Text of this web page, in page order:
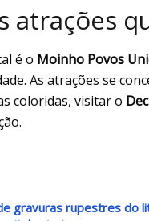
atrações
é o Moinho Povos
As atrações se
coloridas, visitar o
gravuras rupestres do